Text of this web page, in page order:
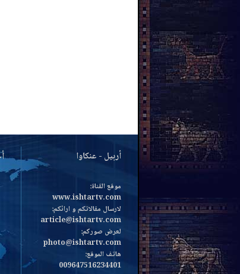
أربيل - عنكاوا
موقع القناة:
www.ishtartv.com
لارسال مقالاتكم و ارائكم:
article@ishtartv.com
لعرض صوركم:
photo@ishtartv.com
هاتف الموقع:
009647516234401